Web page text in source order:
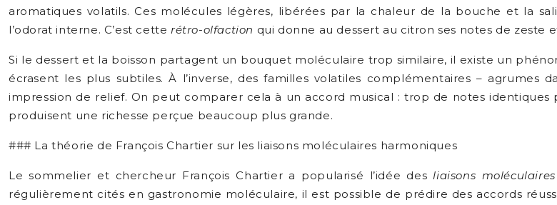
aromatiques volatils. Ces molécules légères, libérées par la chaleur de la bouche et la
l’odorat interne. C’est cetterétro-olfaction qui donne au dessert au citron ses notes de zeste
Si le dessert et la boisson partagent un bouquet moléculaire trop similaire, il existe un
écrasent les plus subtiles. À l’inverse, des familles volatiles complémentaires –
impression de relief. On peut comparer cela à un accord musical : trop de notes
produisent une richesse perçue beaucoup plus grande.
### La théorie de François Chartier sur les liaisons moléculaires harmoniques
Le sommelier et chercheur François Chartier a popularisé l’idée desliaisons
régulièrement cités en gastronomie moléculaire, il est possible de prédire des accords